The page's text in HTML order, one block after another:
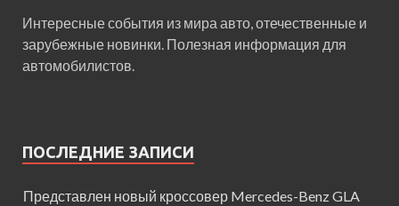
Интересные события из мира авто, отечественные и
зарубежные новинки. Полезная информация для
автомобилистов.
ПОСЛЕДНИЕ ЗАПИСИ
Представлен новый кроссовер Mercedes-Benz GLA